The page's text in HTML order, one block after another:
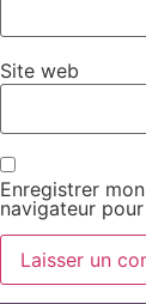
Site web
Enregistrer
navigateur